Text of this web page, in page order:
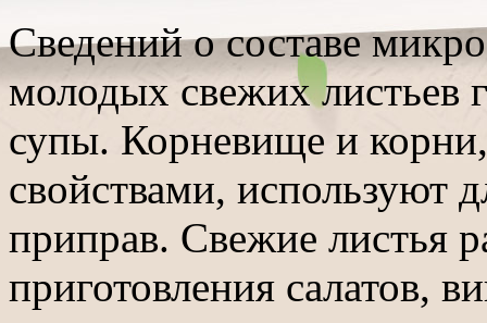
Сведений о составе
молодых свежих листьев
супы. Корневище и
свойствами, используют
приправ. Свежие листья
приготовления салатов,